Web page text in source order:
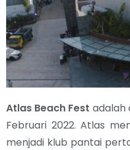
Atlas Beach Fest adalah
Februari 2022. Atlas
menjadi klub pantai